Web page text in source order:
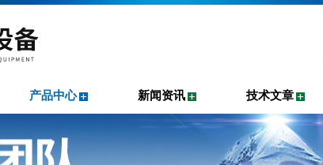
产品中心 新闻资讯 技术文章